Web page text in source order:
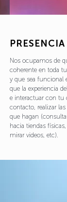
Nos ocupamos de
coherente en toda
y que sea
que la experiencia
e interactuar con tu
contacto, realizar
que hagan
hacia tiendas
mirar videos, etc).